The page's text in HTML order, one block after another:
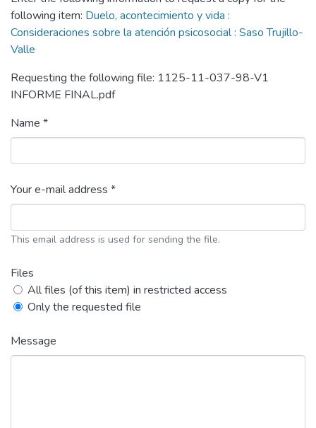
following item: Duelo, acontecimiento y vida :
Consideraciones sobre la atención psicosocial : Saso Trujillo-
Valle
Requesting the following file: 1125-11-037-98-V1
INFORME FINAL.pdf
Name *
Your e-mail address *
This email address is used for sending the file.
Files
All files (of this item) in restricted access
Only the requested file
Message